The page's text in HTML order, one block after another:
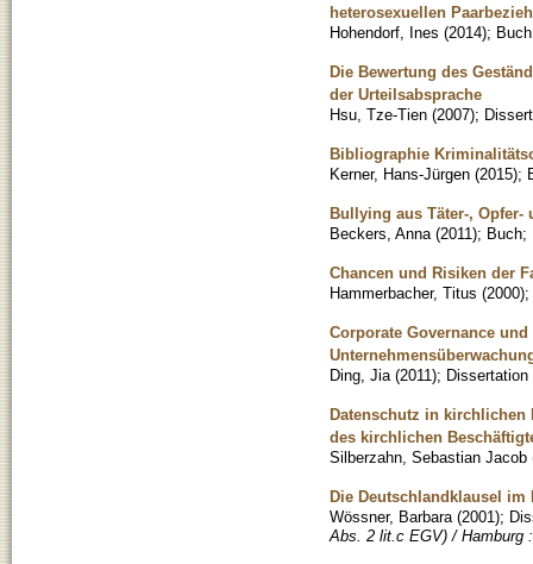
heterosexuellen
Hohendorf, Ines (2014); Buch
Die Bewertung des
der Urteilsabsprache
Hsu, Tze-Tien (2007);
Bibliographie
Kerner, Hans-Jürgen (2015);
Bullying aus Täter-, Opfer-
Beckers, Anna (2011); Buch;
Chancen und Risiken der
Hammerbacher, Titus (2000);
Corporate Governance
Ding, Jia (2011); Dissertation
Datenschutz in kirchlichen
des kirchlichen
Silberzahn, Sebastian Jacob
Die Deutschlandklausel im
Wössner, Barbara (2001);
Abs. 2 lit.c EGV) / Hamburg